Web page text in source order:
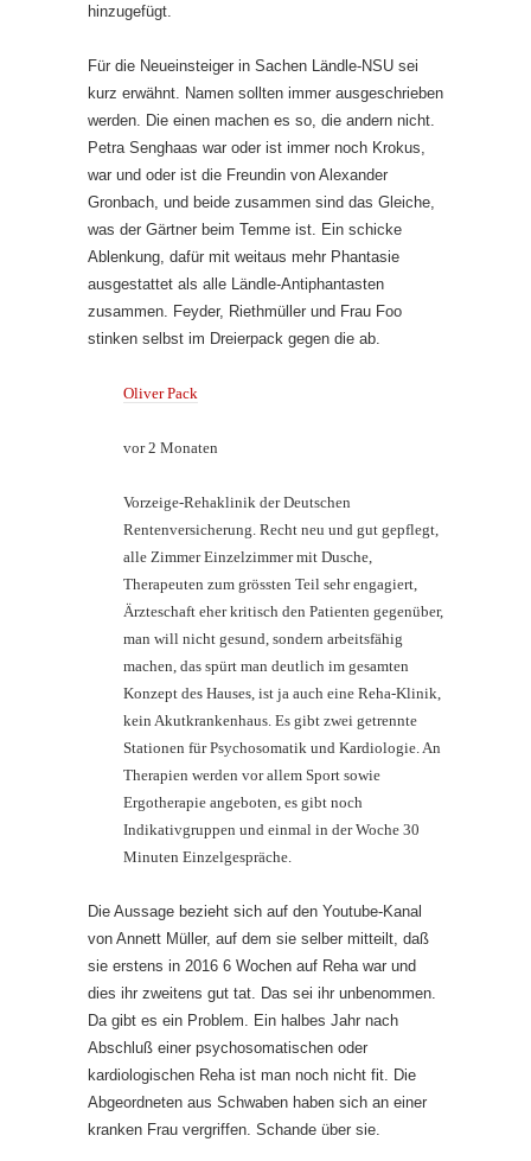
hinzugefügt.
Für die Neueinsteiger in Sachen Ländle-NSU sei
kurz erwähnt. Namen sollten immer ausgeschrieben
werden. Die einen machen es so, die andern nicht.
Petra Senghaas war oder ist immer noch Krokus,
war und oder ist die Freundin von Alexander
Gronbach, und beide zusammen sind das Gleiche,
was der Gärtner beim Temme ist. Ein schicke
Ablenkung, dafür mit weitaus mehr Phantasie
ausgestattet als alle Ländle-Antiphantasten
zusammen. Feyder, Riethmüller und Frau Foo
stinken selbst im Dreierpack gegen die ab.
Oliver Pack
vor 2 Monaten
Vorzeige-Rehaklinik der Deutschen
Rentenversicherung. Recht neu und gut gepflegt,
alle Zimmer Einzelzimmer mit Dusche,
Therapeuten zum grössten Teil sehr engagiert,
Ärzteschaft eher kritisch den Patienten gegenüber,
man will nicht gesund, sondern arbeitsfähig
machen, das spürt man deutlich im gesamten
Konzept des Hauses, ist ja auch eine Reha-Klinik,
kein Akutkrankenhaus. Es gibt zwei getrennte
Stationen für Psychosomatik und Kardiologie. An
Therapien werden vor allem Sport sowie
Ergotherapie angeboten, es gibt noch
Indikativgruppen und einmal in der Woche 30
Minuten Einzelgespräche.
Die Aussage bezieht sich auf den Youtube-Kanal
von Annett Müller, auf dem sie selber mitteilt, daß
sie erstens in 2016 6 Wochen auf Reha war und
dies ihr zweitens gut tat. Das sei ihr unbenommen.
Da gibt es ein Problem. Ein halbes Jahr nach
Abschluß einer psychosomatischen oder
kardiologischen Reha ist man noch nicht fit. Die
Abgeordneten aus Schwaben haben sich an einer
kranken Frau vergriffen. Schande über sie.